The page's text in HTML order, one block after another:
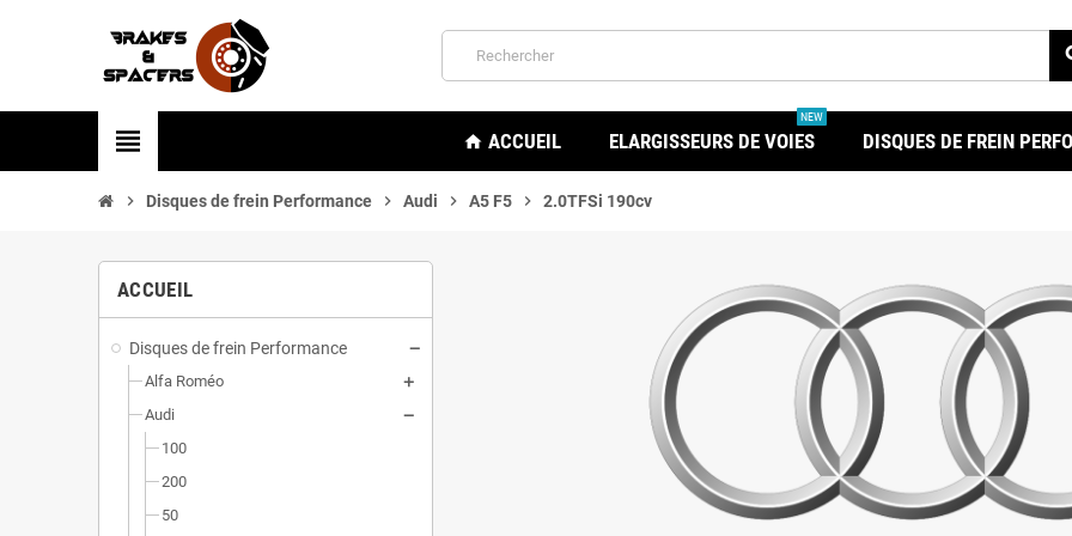
view_headline home ACCUEIL ELARGISSEURS DE VOIES
NEW
DISQUES DE FREIN
chevron_right Disques de frein Performance chevron_right Audi chevron_right A5 F5 chevron_right 2.0TFSi 190cv
ACCUEIL
Disques de frein Performance
Alfa Roméo
Audi
100
200
50